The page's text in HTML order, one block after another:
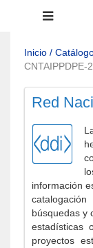
Menú
Inicio /
CNTAIPPDPE-
Red
información
búsquedas y
estadísticas
proyectos